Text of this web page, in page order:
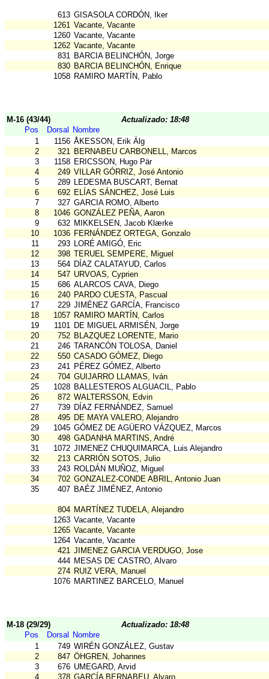
613 GISASOLA CORDÓN, Iker
1261 Vacante, Vacante
1260 Vacante, Vacante
1262 Vacante, Vacante
831 BARCIA BELINCHÓN, Jorge
830 BARCIA BELINCHÓN, Enrique
1058 RAMIRO MARTÍN, Pablo
M-16 (43/44)
Actualizado: 18:48
Pos
Dorsal
Nombre
1
1156 ÅKESSON, Erik Älg
2
321 BERNABEU CARBONELL, Marcos
3
1158 ERICSSON, Hugo Pär
4
249 VILLAR GÓRRIZ, José Antonio
5
289 LEDESMA BUSCART, Bernat
6
692 ELÍAS SÁNCHEZ, José Luis
7
327 GARCIA ROMO, Alberto
8
1046 GONZÁLEZ PEÑA, Aaron
9
632 MIKKELSEN, Jacob Klærke
10
1036 FERNÁNDEZ ORTEGA, Gonzalo
11
293 LORÉ AMIGÓ, Eric
12
398 TERUEL SEMPERE, Miguel
13
564 DÍAZ CALATAYUD, Carlos
14
547 URVOAS, Cyprien
15
686 ALARCOS CAVA, Diego
16
240 PARDO CUESTA, Pascual
17
229 JIMÉNEZ GARCÍA, Francisco
18
1057 RAMIRO MARTÍN, Carlos
19
1101 DE MIGUEL ARMISÉN, Jorge
20
752 BLAZQUEZ LORENTE, Mario
21
246 TARANCÓN TOLOSA, Daniel
22
550 CASADO GÓMEZ, Diego
23
241 PÉREZ GÓMEZ, Alberto
24
704 GUIJARRO LLAMAS, Iván
25
1028 BALLESTEROS ALGUACIL, Pablo
26
872 WALTERSSON, Edvin
27
739 DÍAZ FERNÁNDEZ, Samuel
28
495 DE MAYA VALERO, Alejandro
29
1045 GÓMEZ DE AGÜERO VÁZQUEZ, Marcos
30
498 GADANHA MARTINS, André
31
1072 JIMENEZ CHUQUIMARCA, Luis Alejandro
32
213 CARRIÓN SOTOS, Julio
33
243 ROLDÁN MUÑOZ, Miguel
34
702 GONZALEZ-CONDE ABRIL, Antonio Juan
35
407 BAÉZ JIMÉNEZ, Antonio
804 MARTÍNEZ TUDELA, Alejandro
1263 Vacante, Vacante
1265 Vacante, Vacante
1264 Vacante, Vacante
421 JIMENEZ GARCIA VERDUGO, Jose
444 MESAS DE CASTRO, Alvaro
274 RUIZ VERA, Manuel
1076 MARTINEZ BARCELO, Manuel
M-18 (29/29)
Actualizado: 18:48
Pos
Dorsal
Nombre
1
749 WIRÉN GONZÁLEZ, Gustav
2
847 ÖHGREN, Johannes
3
676 UMEGARD, Arvid
4
378 GARCÍA BERNABEU, Alvaro